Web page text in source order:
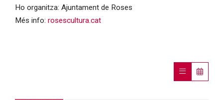
Ho organitza: Ajuntament de Roses
Més info: rosescultura.cat